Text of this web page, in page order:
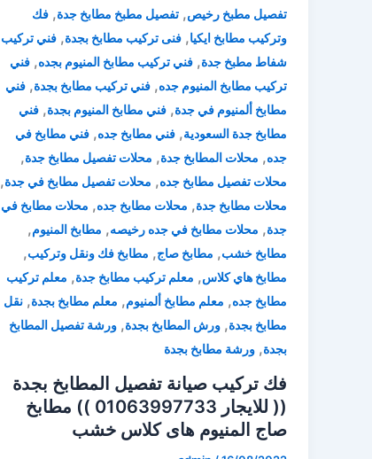
تفصيل مطبخ رخيص, تفصيل مطبخ مطابخ جدة, فك
وتركيب مطابخ ايكيا, فنى تركيب مطابخ بجدة, فني تركيب
شفاط مطبخ جدة, فني تركيب مطابخ المنيوم بجده, فني
تركيب مطابخ المنيوم جده, فني تركيب مطابخ بجدة, فني
مطابخ ألمنيوم في جدة, فني مطابخ المنيوم بجدة, فني
مطابخ جدة السعودية, فني مطابخ جده, فني مطابخ في
جده, محلات المطابخ جدة, محلات تفصيل مطابخ جدة,
محلات تفصيل مطابخ جده, محلات تفصيل مطابخ في جدة,
محلات مطابخ جدة, محلات مطابخ جده, محلات مطابخ في
جدة, محلات مطابخ في جده رخيصه, مطابخ المنيوم,
مطابخ خشب, مطابخ صاج, مطابخ فك ونقل وتركيب,
مطابخ هاي كلاس, معلم تركيب مطابخ جدة, معلم تركيب
مطابخ جده, معلم مطابخ ألمنيوم, معلم مطابخ بجدة, نقل
مطابخ بجدة, ورش المطابخ بجدة, ورشة تفصيل المطابخ
بجدة, ورشة مطابخ بجدة
فك تركيب صيانة تفصيل المطابخ بجدة
(( للايجار 01063997733 )) مطابخ
صاج المنيوم هاى كلاس خشب